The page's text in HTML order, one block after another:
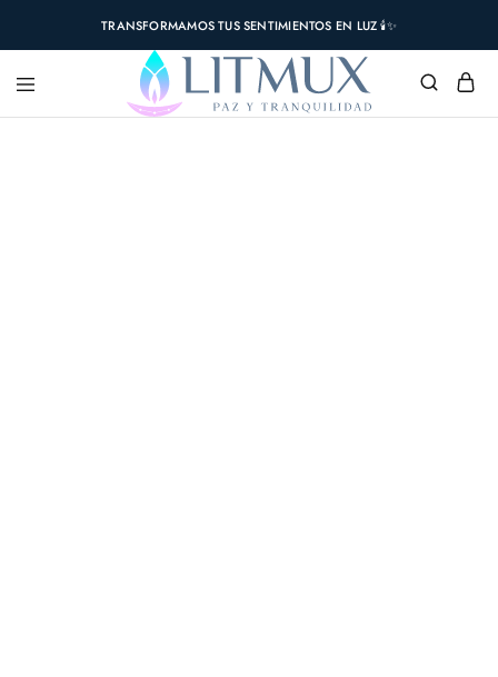
TRANSFORMAMOS TUS SENTIMIENTOS EN LUZ 🕯️✨